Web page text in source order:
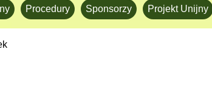
Procedury Sponsorzy Projekt Unijny